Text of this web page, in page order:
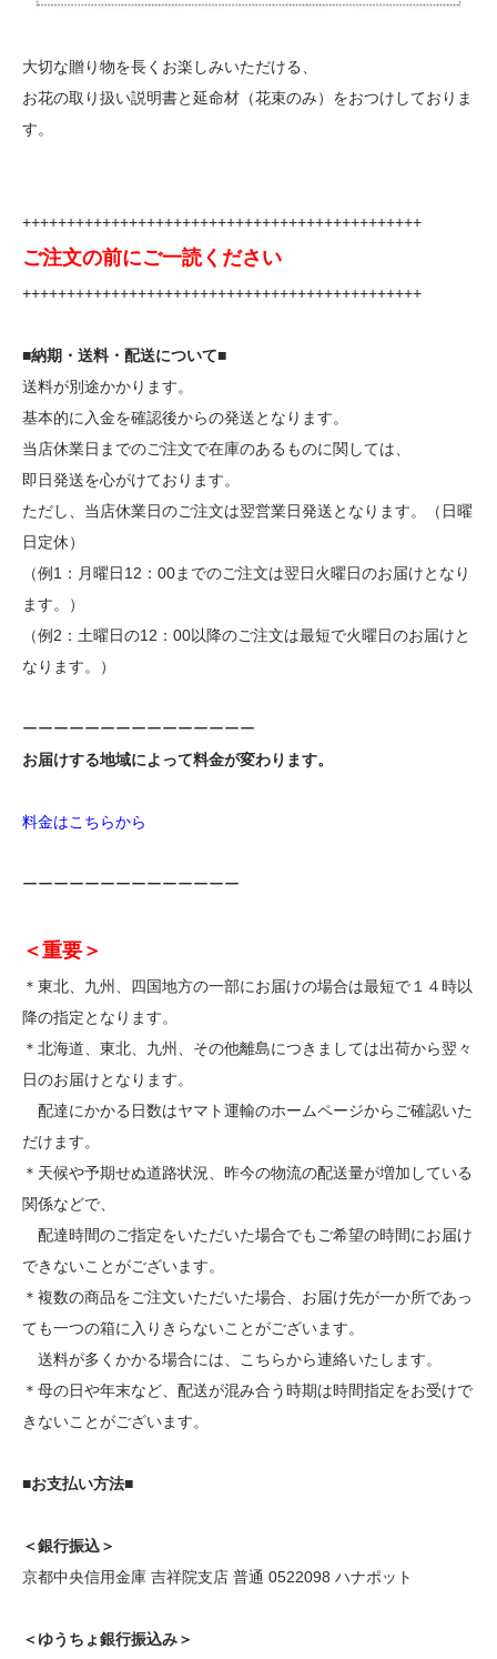
大切な贈り物を長くお楽しみいただける、
お花の取り扱い説明書と延命材（花束のみ）をおつけしておりま
す。
+++++++++++++++++++++++++++++++++++++++++++++
ご注文の前にご一読ください
+++++++++++++++++++++++++++++++++++++++++++++
■納期・送料・配送について■
送料が別途かかります。
基本的に入金を確認後からの発送となります。
当店休業日までのご注文で在庫のあるものに関しては、
即日発送を心がけております。
ただし、当店休業日のご注文は翌営業日発送となります。（日曜
日定休）
（例1：月曜日12：00までのご注文は翌日火曜日のお届けとなり
ます。）
（例2：土曜日の12：00以降のご注文は最短で火曜日のお届けと
なります。）
ーーーーーーーーーーーーーーー
お届けする地域によって料金が変わります。
料金はこちらから
ーーーーーーーーーーーーーー
＜重要＞
＊東北、九州、四国地方の一部にお届けの場合は最短で１４時以
降の指定となります。
＊北海道、東北、九州、その他離島につきましては出荷から翌々
日のお届けとなります。
配達にかかる日数はヤマト運輸のホームページからご確認いた
だけます。
＊天候や予期せぬ道路状況、昨今の物流の配送量が増加している
関係などで、
配達時間のご指定をいただいた場合でもご希望の時間にお届け
できないことがございます。
＊複数の商品をご注文いただいた場合、お届け先が一か所であっ
ても一つの箱に入りきらないことがございます。
送料が多くかかる場合には、こちらから連絡いたします。
＊母の日や年末など、配送が混み合う時期は時間指定をお受けで
きないことがございます。
■お支払い方法■
＜銀行振込＞
京都中央信用金庫 吉祥院支店 普通 0522098 ハナポット
＜ゆうちょ銀行振込み＞